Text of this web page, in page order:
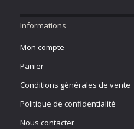
Informations
Mon compte
Panier
Conditions générales de vente
Politique de confidentialité
Nous contacter